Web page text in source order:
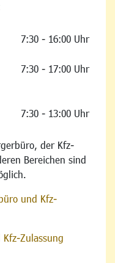
7:30 - 16:00 Uhr
7:30 - 17:00 Uhr
7:30 - 13:00 Uhr
der Kfz-
Bereichen sind
und Kfz-
Zulassung